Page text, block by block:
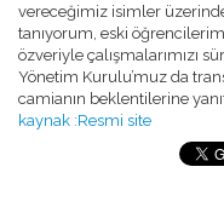
TARAFTAR ANAYASASI
MULTIMEDYA
GÖZTEPE TV
FOTO GALERI
MASAÜSTÜ RESIMLER
WINAMP SKINLERI
vereceğimiz isimler
tanıyorum, eski
özveriyle çalışmalarımızı
Yönetim Kurulu’muz da
camianın beklentilerine
kaynak :Resmi site